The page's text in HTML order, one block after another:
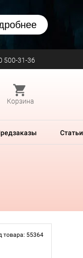
500-31-36
Корзина
Статьи
товара: 55364